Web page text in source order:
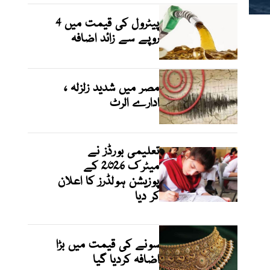
پیٹرول کی قیمت میں 4
روپے سے زائد اضافہ
مصر میں شدید زلزلہ ،
ادارے الرٹ
تعلیمی بورڈز نے
میٹرک 2026 کے
پوزیشن ہولڈرز کا اعلان
کر دیا
سونے کی قیمت میں بڑا
اضافہ کردیا گیا